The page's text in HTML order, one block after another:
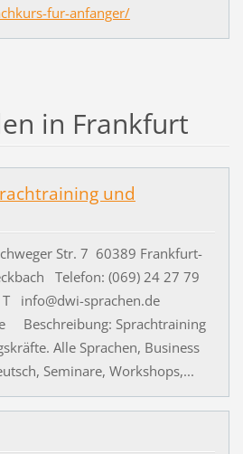
fur-anfanger/
in Frankfurt
und
Str. 7 60389 Frankfurt-
Telefon: (069) 24 27 79
info@dwi-sprachen.de
Beschreibung: Sprachtraining
Alle Sprachen, Business
Seminare, Workshops,...